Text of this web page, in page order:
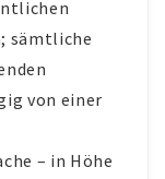
sämtliche
von einer
– in Höhe